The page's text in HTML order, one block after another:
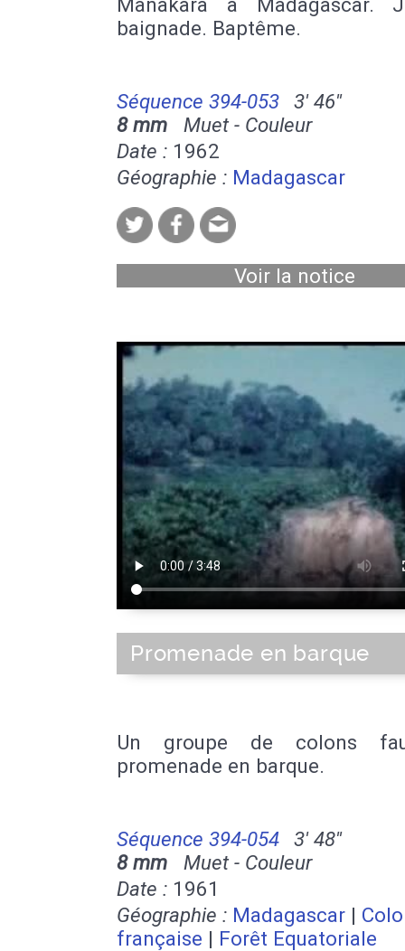
baignade. Baptême.
Séquence 394-053
3' 46''
8 mm Muet - Couleur
Date : 1962
Géographie : Madagascar
Voir la notice
Promenade en barque
Un groupe de colons
promenade en barque.
Séquence 394-054
3' 48''
8 mm Muet - Couleur
Date : 1961
Géographie : Madagascar |
française | Forêt Equatoriale